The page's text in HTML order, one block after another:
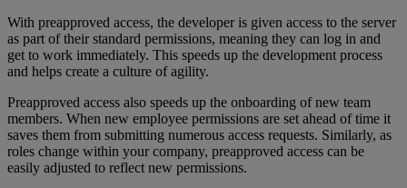
With preapproved access, the developer is given access to the server
as part of their standard permissions, meaning they can log in and
get to work immediately. This speeds up the development process
and helps create a culture of agility.
Preapproved access also speeds up the onboarding of new team
members. When new employee permissions are set ahead of time it
saves them from submitting numerous access requests. Similarly, as
roles change within your company, preapproved access can be
easily adjusted to reflect new permissions.